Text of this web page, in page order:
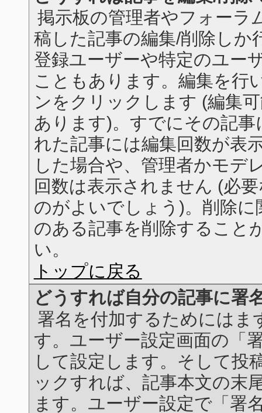
掲示板の管理者やフォーラ
稿した記事の編集/削除しか
登録ユーザーや特定のユー
こともあります。編集を行
ンをクリックします (編集
あります)。すでにその記
れた記事には編集回数が表
した場合や、管理者かモデ
回数は表示されません (必
のがよいでしょう)。削除
のある記事を削除すること
い。
トップに戻る
どうすれば自分の記事に署
署名を付加するためにはま
す。ユーザー設定画面の「
して設定します。そして投
ックすれば、記事本文の末
ます。ユーザー設定で「署